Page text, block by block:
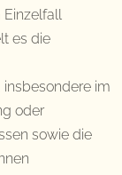
es die
insbesondere im
oder
sowie die